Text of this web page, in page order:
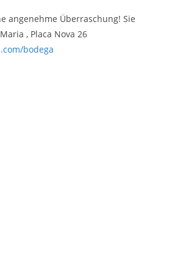
angenehme Überraschung! Sie
, Placa Nova 26
bodega